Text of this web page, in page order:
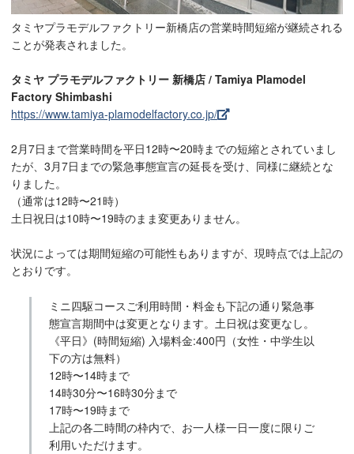
タミヤプラモデルファクトリー新橋店の営業時間短縮が継続される
ことが発表されました。
タミヤ プラモデルファクトリー 新橋店 / Tamiya Plamodel
Factory Shimbashi
https://www.tamiya-plamodelfactory.co.jp/
2月7日まで営業時間を平日12時〜20時までの短縮とされていまし
たが、3月7日までの緊急事態宣言の延長を受け、同様に継続とな
りました。
（通常は12時〜21時）
土日祝日は10時〜19時のまま変更ありません。
状況によっては期間短縮の可能性もありますが、現時点では上記の
とおりです。
ミニ四駆コースご利用時間・料金も下記の通り緊急事
態宣言期間中は変更となります。土日祝は変更なし。
《平日》(時間短縮) 入場料金:400円（女性・中学生以
下の方は無料）
12時〜14時まで
14時30分〜16時30分まで
17時〜19時まで
上記の各二時間の枠内で、お一人様一日一度に限りご
利用いただけます。